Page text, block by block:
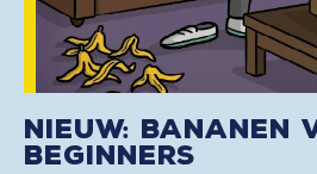
Nieuw: Bananen
Beginners